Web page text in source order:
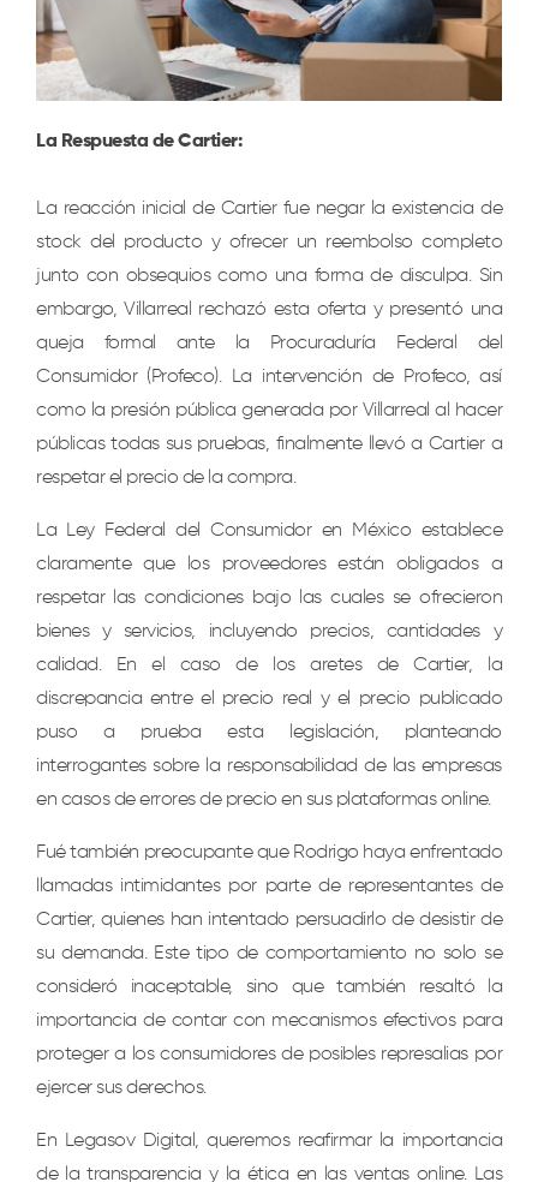
La Respuesta de Cartier:
La reacción inicial de Cartier fue negar la existencia de
stock del producto y ofrecer un reembolso completo
junto con obsequios como una forma de disculpa. Sin
embargo, Villarreal rechazó esta oferta y presentó una
queja formal ante la Procuraduría Federal del
Consumidor (Profeco). La intervención de Profeco, así
como la presión pública generada por Villarreal al hacer
públicas todas sus pruebas, finalmente llevó a Cartier a
respetar el precio de la compra.
La Ley Federal del Consumidor en México establece
claramente que los proveedores están obligados a
respetar las condiciones bajo las cuales se ofrecieron
bienes y servicios, incluyendo precios, cantidades y
calidad. En el caso de los aretes de Cartier, la
discrepancia entre el precio real y el precio publicado
puso a prueba esta legislación, planteando
interrogantes sobre la responsabilidad de las empresas
en casos de errores de precio en sus plataformas online.
Fué también preocupante que Rodrigo haya enfrentado
llamadas intimidantes por parte de representantes de
Cartier, quienes han intentado persuadirlo de desistir de
su demanda. Este tipo de comportamiento no solo se
consideró inaceptable, sino que también resaltó la
importancia de contar con mecanismos efectivos para
proteger a los consumidores de posibles represalias por
ejercer sus derechos.
En Legasov Digital, queremos reafirmar la importancia
de la transparencia y la ética en las ventas online. Las